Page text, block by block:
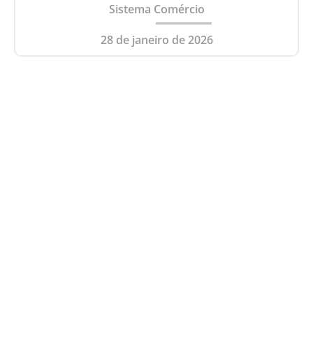
Sistema Comércio
28 de janeiro de 2026